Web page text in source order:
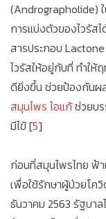
(Andrographolide)
การแบ่งตัวของไวรัส
สารประกอบ
ไวรัสให้อยู่กับที่ ทำให้
ดียิ่งขึ้น ช่วยป้องกันผ
สมุนไพร ไอแก้ช่วยบร
มีไข้ [5]
ก่อนที่สมุนไพรไทย ฟ้
เพื่อใช้รักษาผู้ป่วยโค
ธันวาคม 2563 รัฐบา